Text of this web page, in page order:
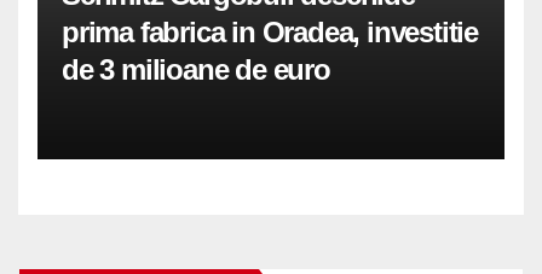
prima fabrica in Oradea, investitie
de 3 milioane de euro